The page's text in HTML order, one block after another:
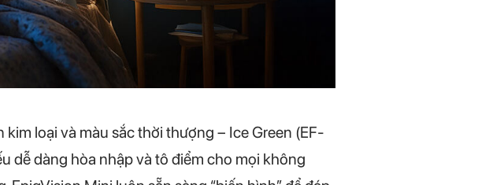
loại và màu sắc thời thượng – Ice Green (EF-
dễ dàng hòa nhập và tô điểm cho mọi không